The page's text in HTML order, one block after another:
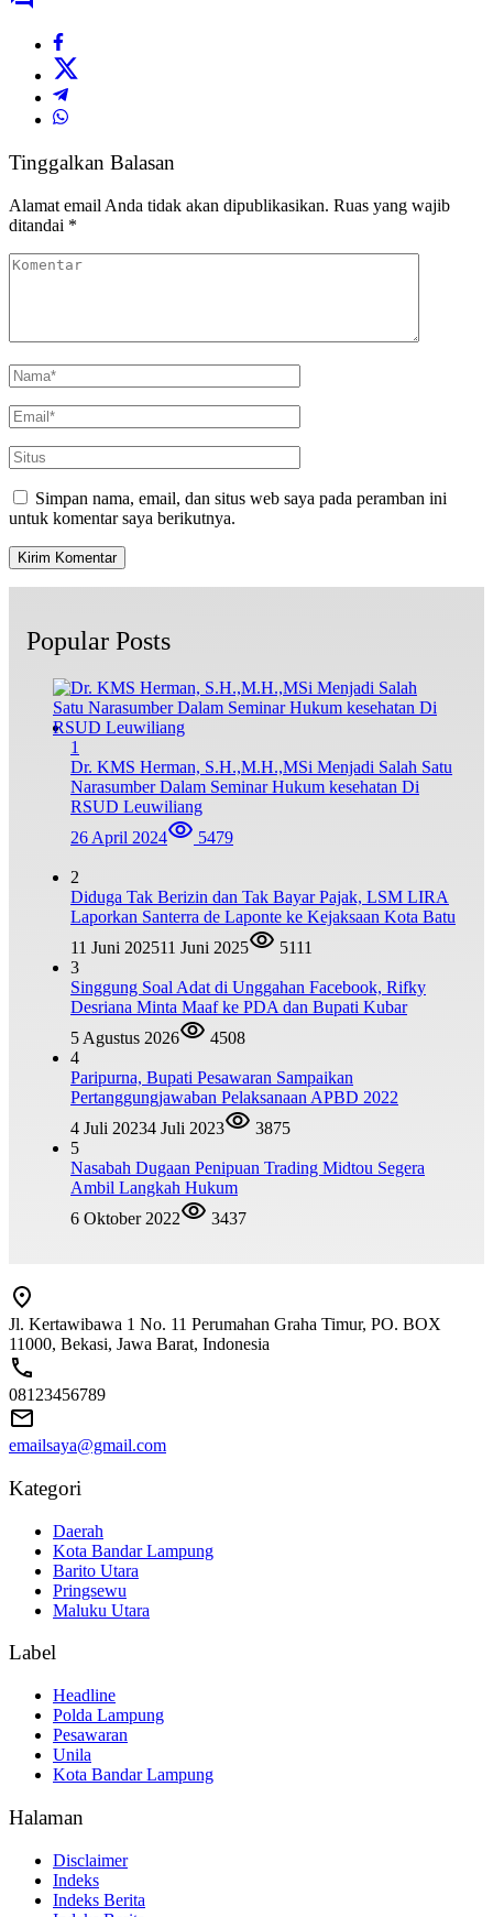
Tinggalkan Balasan
Alamat email Anda tidak akan dipublikasikan. Ruas yang wajib
ditandai *
Simpan nama, email, dan situs web saya pada peramban ini
untuk komentar saya berikutnya.
Popular Posts
1
Dr. KMS Herman, S.H.,M.H.,MSi Menjadi Salah Satu
Narasumber Dalam Seminar Hukum kesehatan Di
RSUD Leuwiliang
26 April 2024
5479
2
Diduga Tak Berizin dan Tak Bayar Pajak, LSM LIRA
Laporkan Santerra de Laponte ke Kejaksaan Kota Batu
11 Juni 202511 Juni 2025
5111
3
Singgung Soal Adat di Unggahan Facebook, Rifky
Desriana Minta Maaf ke PDA dan Bupati Kubar
5 Agustus 2026
4508
4
Paripurna, Bupati Pesawaran Sampaikan
Pertanggungjawaban Pelaksanaan APBD 2022
4 Juli 20234 Juli 2023
3875
5
Nasabah Dugaan Penipuan Trading Midtou Segera
Ambil Langkah Hukum
6 Oktober 2022
3437
Jl. Kertawibawa 1 No. 11 Perumahan Graha Timur, PO. BOX
11000, Bekasi, Jawa Barat, Indonesia
08123456789
emailsaya@gmail.com
Kategori
Daerah
Kota Bandar Lampung
Barito Utara
Pringsewu
Maluku Utara
Label
Headline
Polda Lampung
Pesawaran
Unila
Kota Bandar Lampung
Halaman
Disclaimer
Indeks
Indeks Berita